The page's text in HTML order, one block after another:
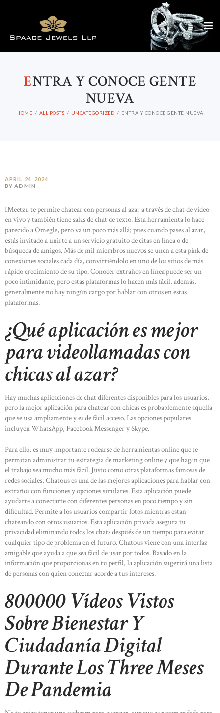
ENTRA Y CONOCE GENTE
NUEVA
HOME ALL POSTS UNCATEGORIZED ENTRA Y CONOCE GENTE NUEVA
APRIL 24, 2024
BY ADMIN
IMeetzu te permite chatear con personas al azar a través de chat de video
en vivo y también tiene salas de chat de texto. Esta herramienta lo hace
parecido a Omegle, pero va un poco más allá; pues cuando pases al azar,
estás invitado a unirte a un servicio gratuito de citas en línea o de
búsqueda de amigos. Más de mil miembros nuevos se unen a esta pink de
conexiones sociales cada día, convirtiéndolo en uno de los sitios de más
rápido crecimiento de su tipo. Conocer extraños en línea puede ser un
poco intimidante, pero estas plataformas lo hacen más fácil, además,
generalmente no hay ningún cargo por hablar con otros en estas
plataformas.
¿Qué aplicación es mejor
para videollamadas con
chicas al azar?
Hay muchas aplicaciones de chat diferentes disponibles para los usuarios,
pero la mejor aplicación para chatear con chicas es probablemente aquella
que se usa ampliamente y es de fácil acceso. Las opciones populares
incluyen WhatsApp, Facebook Messenger y Skype.
Para ello, es muy importante rodearse de herramientas online que te
permitan administrar tu estrategia de marketing online y que hagan que
el trabajo sea mucho más fácil. Justo como otras plataformas famosas de
redes sociales, Chatous es una de las mejores aplicaciones para hablar con
extraños con funciones y opciones similares. Esta aplicación puede
ayudarte a conectarte con diferentes personas en poco tiempo y sin
dificultad. Permite a los usuarios compartir fotos mientras estan
chateando con otros usuarios. Esta aplicación privada asegura tu
privacidad eliminando todos los chats después de un tiempo para evitar
cualquier tipo de problema en el futuro. Chatous viene con una interfaz
amigable que ayuda a que sea fácil de usar por todos. Basado en la
información que proporcionas en tu perfil, la aplicación sugerirá una lista
de personas con quien conectar acorde a tus intereses.
800000 Vídeos Vistos
Sobre Bienestar Y
Ciudadanía Digital
Durante Los Three Meses
De Pandemia